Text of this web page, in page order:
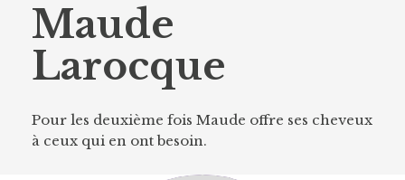
Maude
Larocque
Pour les deuxième fois Maude offre ses cheveux
à ceux qui en ont besoin.